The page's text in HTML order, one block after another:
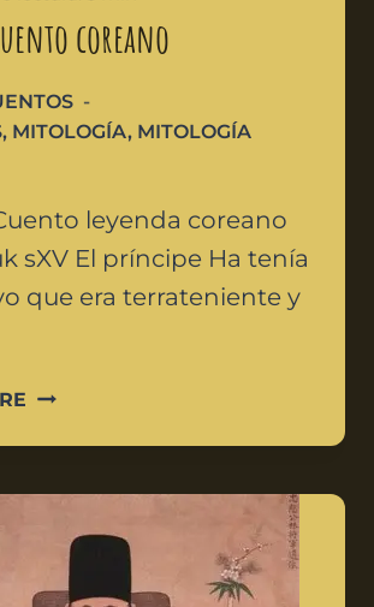
coreano
, MITOLOGÍA, MITOLOGÍA
leyenda coreano
sXV El príncipe Ha tenía
que era terrateniente y